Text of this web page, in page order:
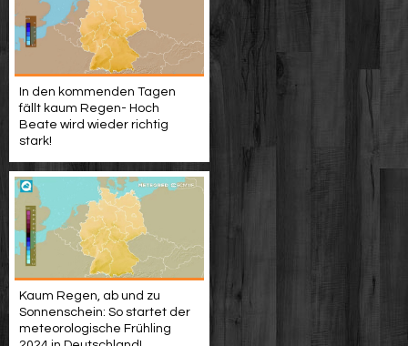
In den kommenden Tagen
fällt kaum Regen- Hoch
Beate wird wieder richtig
stark!
Kaum Regen, ab und zu
Sonnenschein: So startet der
meteorologische Frühling